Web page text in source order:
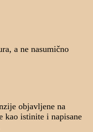
a ne nasumično
objavljene na
kao istinite i napisane